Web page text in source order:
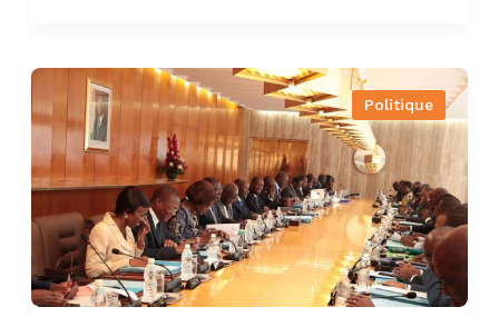
Politique